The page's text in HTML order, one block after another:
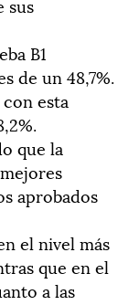
B1
de un 48,7%.
esta
que la
aprobados
el nivel más
que en el
a las